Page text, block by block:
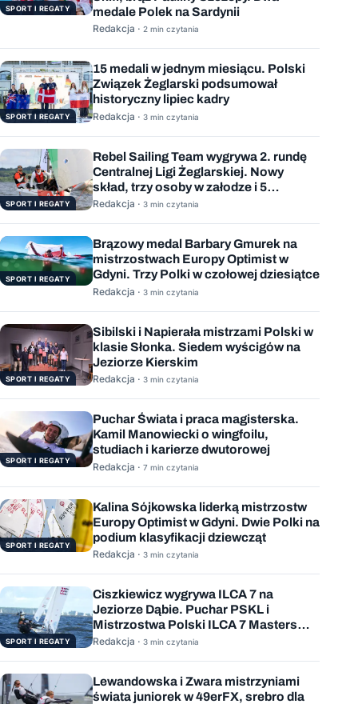
SPORT I REGATY
medale Polek na Sardynii
Redakcja · 2 min czytania
SPORT I REGATY
15 medali w jednym miesiącu. Polski
Związek Żeglarski podsumował
historyczny lipiec kadry
Redakcja · 3 min czytania
SPORT I REGATY
Rebel Sailing Team wygrywa 2. rundę
Centralnej Ligi Żeglarskiej. Nowy
skład, trzy osoby w załodze i 5
wygranych wyścigów
Redakcja · 3 min czytania
SPORT I REGATY
Brązowy medal Barbary Gmurek na
mistrzostwach Europy Optimist w
Gdyni. Trzy Polki w czołowej dziesiątce
Redakcja · 3 min czytania
SPORT I REGATY
Sibilski i Napierała mistrzami Polski w
klasie Słonka. Siedem wyścigów na
Jeziorze Kierskim
Redakcja · 3 min czytania
SPORT I REGATY
Puchar Świata i praca magisterska.
Kamil Manowiecki o wingfoilu,
studiach i karierze dwutorowej
Redakcja · 7 min czytania
SPORT I REGATY
Kalina Sójkowska liderką mistrzostw
Europy Optimist w Gdyni. Dwie Polki na
podium klasyfikacji dziewcząt
Redakcja · 3 min czytania
SPORT I REGATY
Ciszkiewicz wygrywa ILCA 7 na
Jeziorze Dąbie. Puchar PSKL i
Mistrzostwa Polski ILCA 7 Masters
rozstrzygnięte
Redakcja · 3 min czytania
Lewandowska i Zwara mistrzyniami
świata juniorek w 49erFX, srebro dla